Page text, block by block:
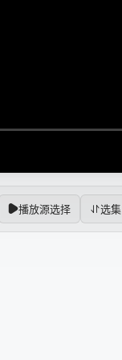
播放源选择 选集